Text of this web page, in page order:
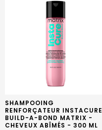
SHAMPOOING
RENFORÇATEUR INSTACURE
BUILD-A-BOND MATRIX -
CHEVEUX ABÎMÉS - 300 ML